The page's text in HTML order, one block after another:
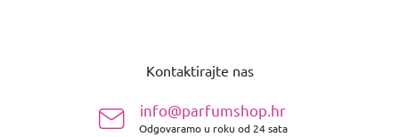
Kontaktirajte nas
info@parfumshop.hr
Odgovaramo u roku od 24 sata